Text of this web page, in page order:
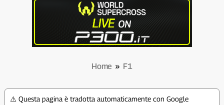
Home » F1
⚠️ Questa pagina è tradotta automaticamente con Google